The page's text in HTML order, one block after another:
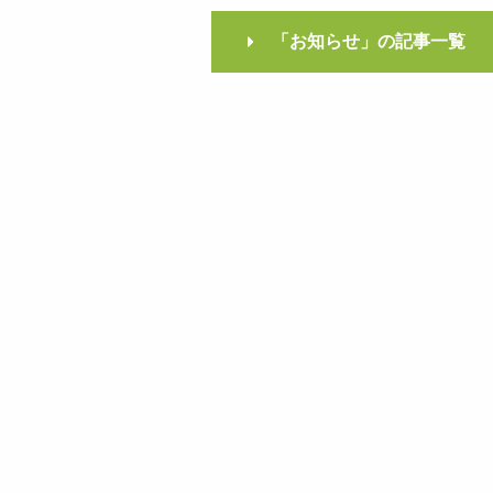
「お知らせ」の記事一覧